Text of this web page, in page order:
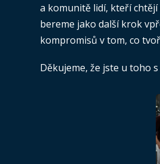
a komunitě lidí, kteří
bereme jako další krok
kompromisů v tom, co
Děkujeme, že jste u toho s